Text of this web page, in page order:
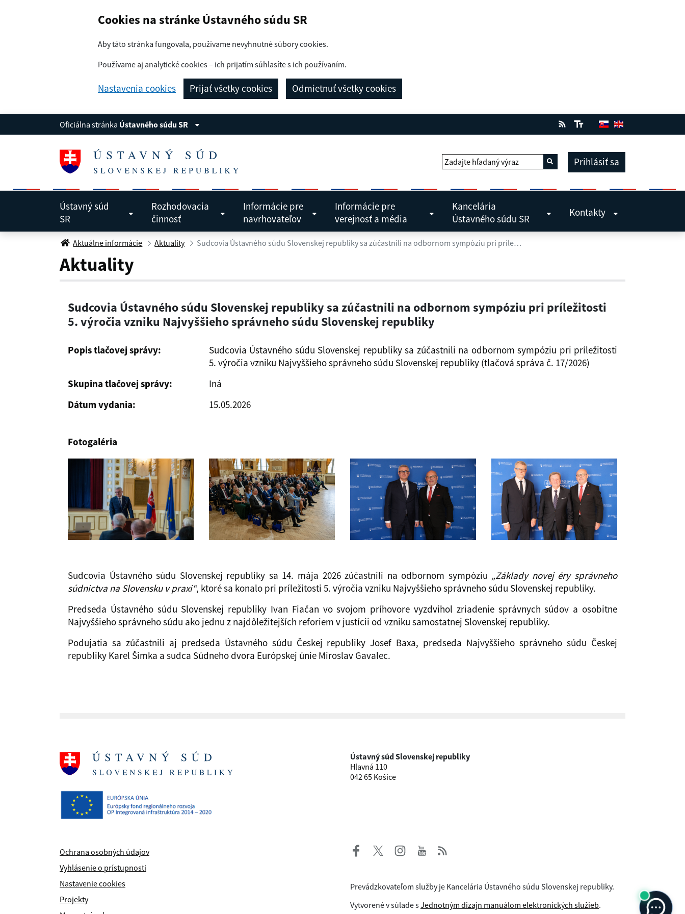
Cookies na stránke Ústavného súdu SR
Aby táto stránka fungovala, používame nevyhnutné súbory cookies.
Používame aj analytické cookies – ich prijatím súhlasíte s ich používaním.
Nastavenia cookies Prijať všetky cookies Odmietnuť všetky cookies
Oficiálna stránka Ústavného súdu SR
Zadajte hľadaný výraz Vyhľadať Prihlásiť sa
Ústavný súd
SR
Rozhodovacia
činnosť
Informácie pre
navrhovateľov
Informácie pre
verejnosť a média
Kancelária
Ústavného súdu SR
Kontakty
Sudcovia Ústavného súdu Slovenskej republiky sa zúčastnili na odbornom sympóziu pri
Aktuálne informácie Aktuality Sudcovia Ústavného súdu Slovenskej republiky sa zúčastnili na odbornom sympóziu pri príležitosti 5. výročia vzniku Najvyššieho správneho súdu Slovenskej republiky
Aktuality
Sudcovia Ústavného súdu Slovenskej republiky sa zúčastnili na odbornom sympóziu pri príležitosti
5. výročia vzniku Najvyššieho správneho súdu Slovenskej republiky
Popis tlačovej správy:
Sudcovia Ústavného súdu Slovenskej republiky sa zúčastnili na odbornom sympóziu pri príležitosti
5. výročia vzniku Najvyššieho správneho súdu Slovenskej republiky (tlačová správa č. 17/2026)
Skupina tlačovej správy:
Iná
Dátum vydania:
15.05.2026
Fotogaléria
Sudcovia Ústavného súdu Slovenskej republiky sa 14. mája 2026 zúčastnili na odbornom sympóziu „Základy novej éry správneho
súdnictva na Slovensku v praxi“, ktoré sa konalo pri príležitosti 5. výročia vzniku Najvyššieho správneho súdu Slovenskej republiky.
Predseda Ústavného súdu Slovenskej republiky Ivan Fiačan vo svojom príhovore vyzdvihol zriadenie správnych súdov a osobitne
Najvyššieho správneho súdu ako jednu z najdôležitejších reforiem v justícii od vzniku samostatnej Slovenskej republiky.
Podujatia sa zúčastnili aj predseda Ústavného súdu Českej republiky Josef Baxa, predseda Najvyššieho správneho súdu Českej
republiky Karel Šimka a sudca Súdneho dvora Európskej únie Miroslav Gavalec.
Ústavný súd Slovenskej republiky
Hlavná 110
042 65 Košice
Ochrana osobných údajov
Vyhlásenie o prístupnosti
Nastavenie cookies
Projekty
Prevádzkovateľom služby je Kancelária Ústavného súdu Slovenskej republiky.
Vytvorené v súlade sJednotným dizajn manuálom elektronických služieb.